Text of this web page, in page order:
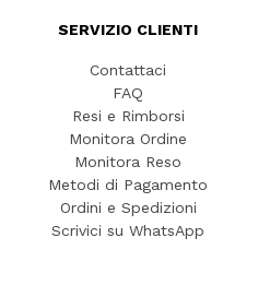
SERVIZIO CLIENTI
Contattaci
FAQ
Resi e Rimborsi
Monitora Ordine
Monitora Reso
Metodi di Pagamento
Ordini e Spedizioni
Scrivici su WhatsApp